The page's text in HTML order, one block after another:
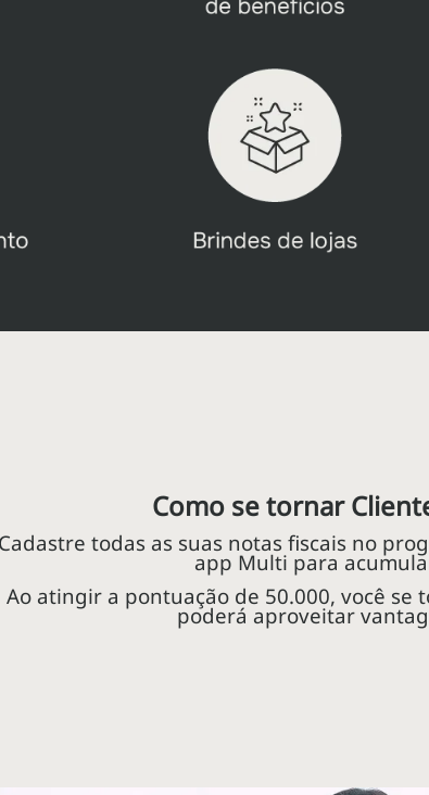
Como se tornar
Cadastre todas as suas notas fiscais no
app Multi para
Ao atingir a pontuação de 50.000, você se
poderá aproveitar